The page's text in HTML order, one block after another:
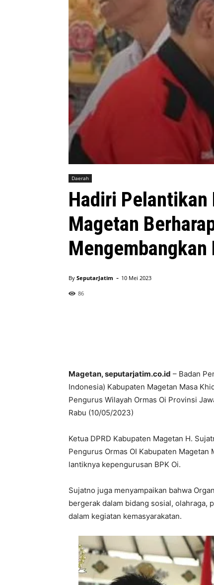
Daerah
Hadiri Pelantikan
Magetan
By SeputarJatim - 10 Mei 2023
86
Magetan, seputarjatim.co.id – Badan
Indonesia) Kabupaten Magetan Masa
Pengurus Wilayah Ormas Oi Provinsi
Rabu (10/05/2023)
Ketua DPRD Kabupaten Magetan H.
Pengurus Ormas OI Kabupaten
lantiknya kepengurusan BPK Oi.
Sujatno juga menyampaikan bahwa
bergerak dalam bidang sosial, olahraga,
dalam kegiatan kemasyarakatan.